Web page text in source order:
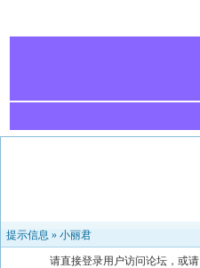
提示信息 » 小丽君
请直接登录用户访问论坛，或请